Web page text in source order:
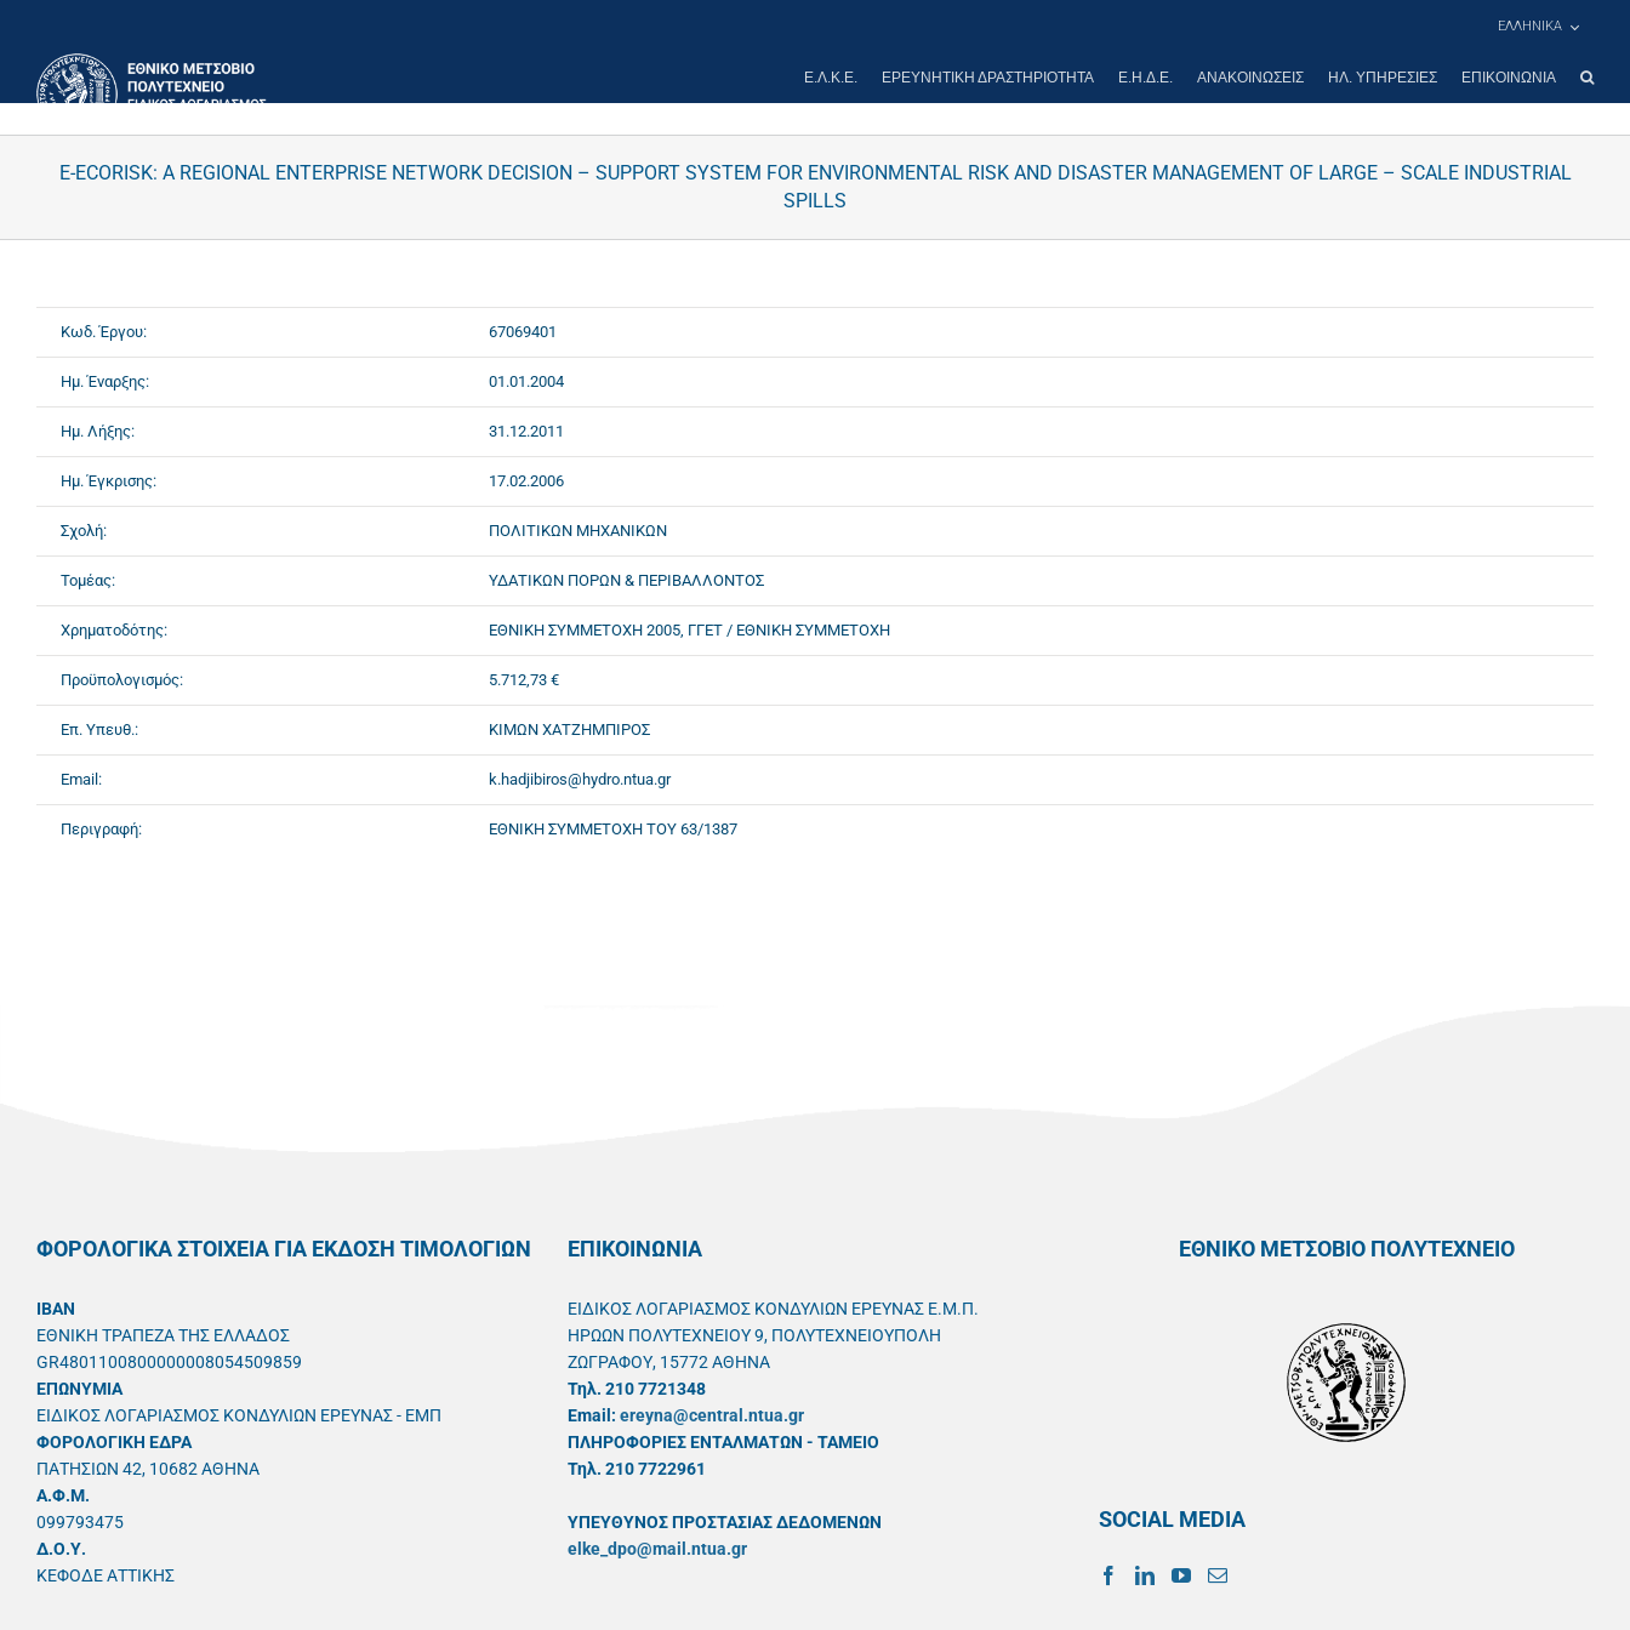
περιεχόμενο
ΕΛΛΗΝΙΚΑ
Ε.Λ.Κ.Ε. ΕΡΕΥΝΗΤΙΚΉ ΔΡΑΣΤΗΡΙΌΤΗΤΑ Ε.Η.Δ.Ε. ΑΝΑΚΟΙΝΏΣΕΙΣ ΗΛ. ΥΠΗΡΕΣΊΕΣ ΕΠΙΚΟΙΝΩΝΊΑ
E-ECORISK: A REGIONAL ENTERPRISE NETWORK DECISION – SUPPORT SYSTEM FOR ENVIRONMENTAL RISK AND DISASTER MANAGEMENT OF LARGE – SCALE INDUSTRIAL
SPILLS
Κωδ. Έργου: 67069401
Ημ. Έναρξης: 01.01.2004
Ημ. Λήξης: 31.12.2011
Ημ. Έγκρισης: 17.02.2006
Σχολή: ΠΟΛΙΤΙΚΩΝ ΜΗΧΑΝΙΚΩΝ
Τομέας: ΥΔΑΤΙΚΩΝ ΠΟΡΩΝ & ΠΕΡΙΒΑΛΛΟΝΤΟΣ
Χρηματοδότης: ΕΘΝΙΚΗ ΣΥΜΜΕΤΟΧΗ 2005, ΓΓΕΤ / ΕΘΝΙΚΗ ΣΥΜΜΕΤΟΧΗ
Προϋπολογισμός: 5.712,73 €
Επ. Υπευθ.: ΚΙΜΩΝ ΧΑΤΖΗΜΠΙΡΟΣ
Email: k.hadjibiros@hydro.ntua.gr
Περιγραφή: ΕΘΝΙΚΗ ΣΥΜΜΕΤΟΧΗ ΤΟΥ 63/1387
ΦΟΡΟΛΟΓΙΚΑ ΣΤΟΙΧΕΙΑ ΓΙΑ ΕΚΔΟΣΗ ΤΙΜΟΛΟΓΙΩΝ
IBAN
ΕΘΝΙΚΗ ΤΡΑΠΕΖΑ ΤΗΣ ΕΛΛΑΔΟΣ
GR4801100800000008054509859
ΕΠΩΝΥΜΙΑ
ΕΙΔΙΚΟΣ ΛΟΓΑΡΙΑΣΜΟΣ ΚΟΝΔΥΛΙΩΝ ΕΡΕΥΝΑΣ - ΕΜΠ
ΦΟΡΟΛΟΓΙΚΗ ΕΔΡΑ
ΠΑΤΗΣΙΩΝ 42, 10682 ΑΘΗΝΑ
A.Φ.Μ.
099793475
Δ.Ο.Υ.
ΚΕΦΟΔΕ ΑΤΤΙΚΗΣ
ΕΠΙΚΟΙΝΩΝΙΑ
ΕΙΔΙΚΟΣ ΛΟΓΑΡΙΑΣΜΟΣ ΚΟΝΔΥΛΙΩΝ ΕΡΕΥΝΑΣ Ε.Μ.Π.
ΗΡΩΩΝ ΠΟΛΥΤΕΧΝΕΙΟΥ 9, ΠΟΛΥΤΕΧΝΕΙΟΥΠΟΛΗ
ΖΩΓΡΑΦΟΥ, 15772 ΑΘΗΝΑ
Τηλ. 210 7721348
Email: ereyna@central.ntua.gr
ΠΛΗΡΟΦΟΡΙΕΣ ΕΝΤΑΛΜΑΤΩΝ - ΤΑΜΕΙΟ
Τηλ. 210 7722961
ΥΠΕΥΘYΝΟΣ ΠΡΟΣΤΑΣΙΑΣ ΔΕΔΟΜΕΝΩΝ
elke_dpo@mail.ntua.gr
ΕΘΝΙΚΟ ΜΕΤΣΟΒΙΟ ΠΟΛΥΤΕΧΝΕΙΟ
SOCIAL MEDIA